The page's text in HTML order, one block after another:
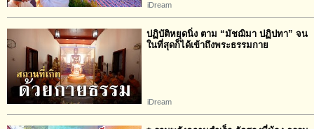
iDream
ปฏิบัติหยุดนิ่ง ตาม “มัชฌิมา ปฏิปทา” จน
ในที่สุดก็ได้เข้าถึงพระธรรมกาย
iDream